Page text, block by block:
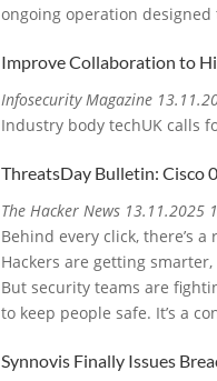
ongoing operation
Improve Collaboration to
Infosecurity Magazine
Industry body techUK calls
ThreatsDay Bulletin: Cisco
The Hacker News 13.11.2025
Behind every click, there’s
Hackers are getting
But security teams are
to keep people safe. It’s a
Synnovis Finally Issues